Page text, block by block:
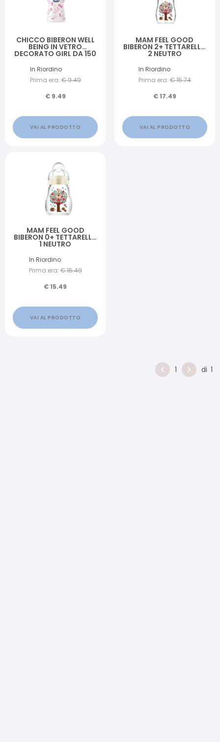
CHICCO BIBERON WELL
BEING IN VETRO
DECORATO GIRL DA 150
In Riordino
Prima era: €9.49
€ 9.49
VAI AL PRODOTTO
MAM FEEL GOOD
BIBERON 2+ TETTARELLA
2 NEUTRO
In Riordino
Prima era: €15.74
€17.49
VAI AL PRODOTTO
MAM FEEL GOOD
BIBERON 0+ TETTARELLA
1 NEUTRO
In Riordino
Prima era: €15.49
€15.49
VAI AL PRODOTTO
1 di 1